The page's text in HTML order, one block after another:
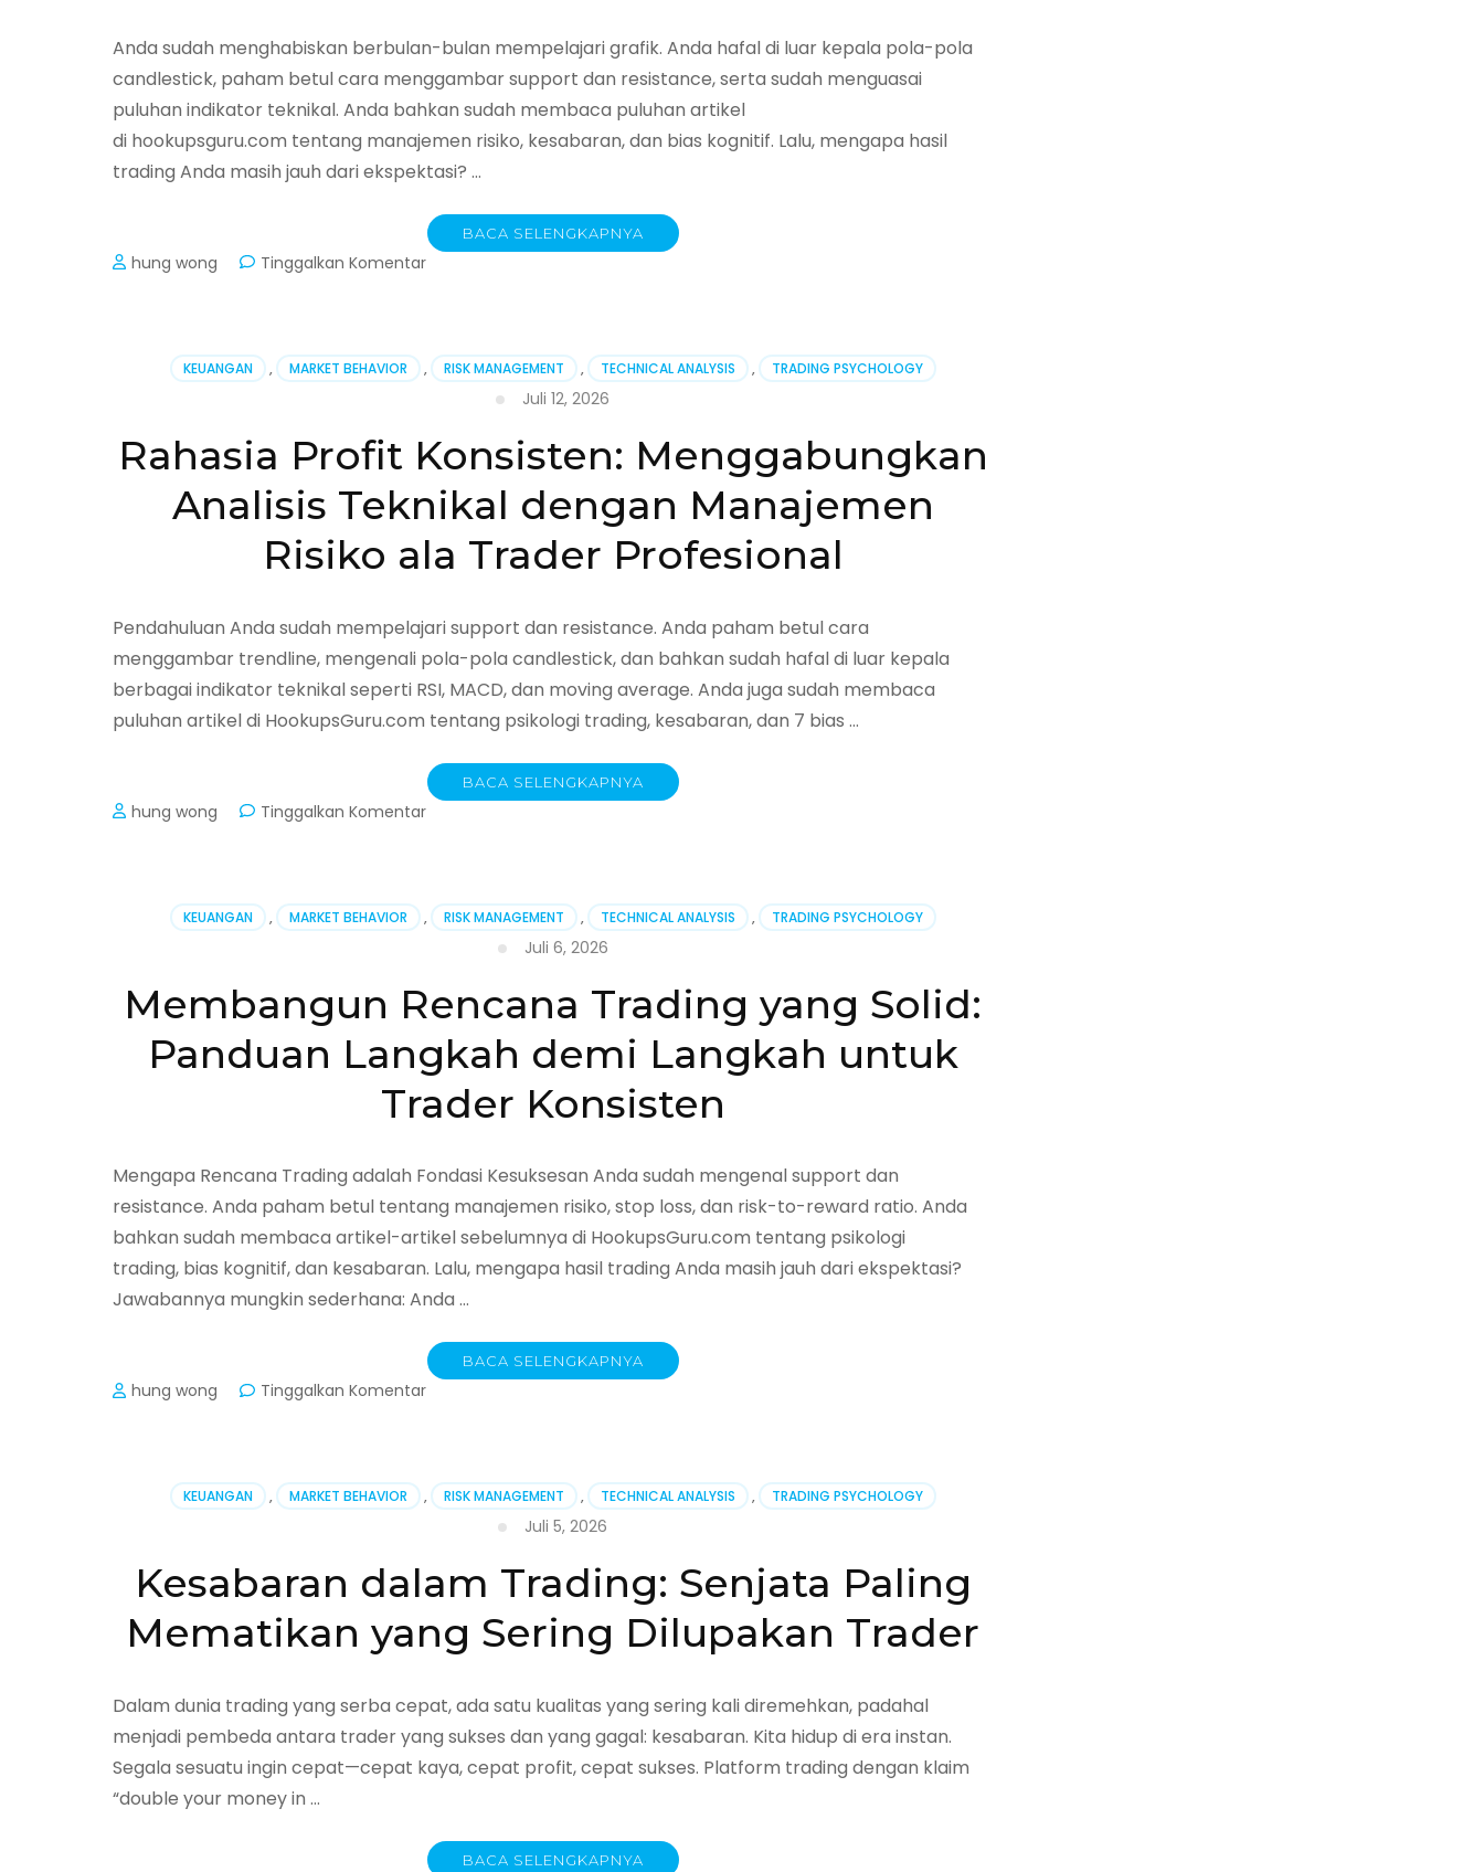
Anda sudah menghabiskan berbulan-bulan mempelajari grafik. Anda hafal di luar kepala pola-pola
candlestick, paham betul cara menggambar support dan resistance, serta sudah menguasai
puluhan indikator teknikal. Anda bahkan sudah membaca puluhan artikel
di hookupsguru.com tentang manajemen risiko, kesabaran, dan bias kognitif. Lalu, mengapa hasil
trading Anda masih jauh dari ekspektasi? …
BACA SELENGKAPNYA
hung wong Tinggalkan Komentarpada
Pro:
Menguasai
Menaklukkan
Pasar
KEUANGAN , MARKET BEHAVIOR , RISK MANAGEMENT , TECHNICAL ANALYSIS , TRADING PSYCHOLOGY
Juli 12, 2026
Rahasia Profit Konsisten: Menggabungkan
Analisis Teknikal dengan Manajemen
Risiko ala Trader Profesional
Pendahuluan Anda sudah mempelajari support dan resistance. Anda paham betul cara
menggambar trendline, mengenali pola-pola candlestick, dan bahkan sudah hafal di luar kepala
berbagai indikator teknikal seperti RSI, MACD, dan moving average. Anda juga sudah membaca
puluhan artikel di HookupsGuru.com tentang psikologi trading, kesabaran, dan 7 bias …
BACA SELENGKAPNYA
hung wong Tinggalkan Komentarpada
Menggabungkan
Analisis
Manajemen
Risiko
ala
Trader
Profesional
KEUANGAN , MARKET BEHAVIOR , RISK MANAGEMENT , TECHNICAL ANALYSIS , TRADING PSYCHOLOGY
Juli 6, 2026
Membangun Rencana Trading yang Solid:
Panduan Langkah demi Langkah untuk
Trader Konsisten
Mengapa Rencana Trading adalah Fondasi Kesuksesan Anda sudah mengenal support dan
resistance. Anda paham betul tentang manajemen risiko, stop loss, dan risk-to-reward ratio. Anda
bahkan sudah membaca artikel-artikel sebelumnya di HookupsGuru.com tentang psikologi
trading, bias kognitif, dan kesabaran. Lalu, mengapa hasil trading Anda masih jauh dari ekspektasi?
Jawabannya mungkin sederhana: Anda …
BACA SELENGKAPNYA
hung wong Tinggalkan Komentarpada
yang
Solid:
demi
Langkah
untuk
Trader
KEUANGAN , MARKET BEHAVIOR , RISK MANAGEMENT , TECHNICAL ANALYSIS , TRADING PSYCHOLOGY
Juli 5, 2026
Kesabaran dalam Trading: Senjata Paling
Mematikan yang Sering Dilupakan Trader
Dalam dunia trading yang serba cepat, ada satu kualitas yang sering kali diremehkan, padahal
menjadi pembeda antara trader yang sukses dan yang gagal: kesabaran. Kita hidup di era instan.
Segala sesuatu ingin cepat—cepat kaya, cepat profit, cepat sukses. Platform trading dengan klaim
“double your money in …
BACA SELENGKAPNYA